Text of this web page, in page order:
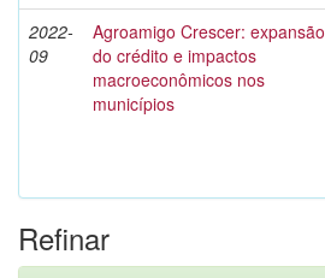
2022-
09
Agroamigo Crescer: expansão
do crédito e impactos
macroeconômicos nos
municípios
Refinar